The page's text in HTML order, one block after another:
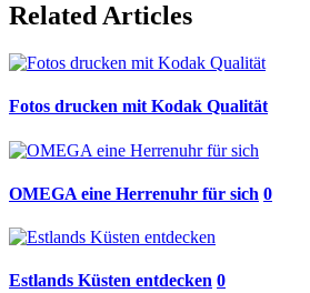
Related Articles
Fotos drucken mit Kodak Qualität
OMEGA eine Herrenuhr für sich 0
Estlands Küsten entdecken 0